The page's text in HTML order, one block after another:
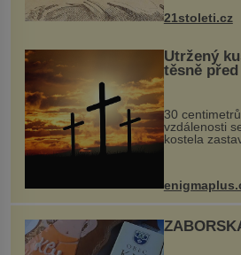
nohou, a
21stoleti.cz
Utržený
těsně
Ochránila
30
vzdálenosti
kostela
...